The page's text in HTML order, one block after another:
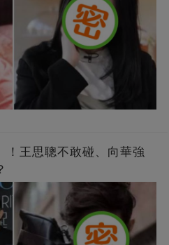
！王思聰不敢碰、向華強